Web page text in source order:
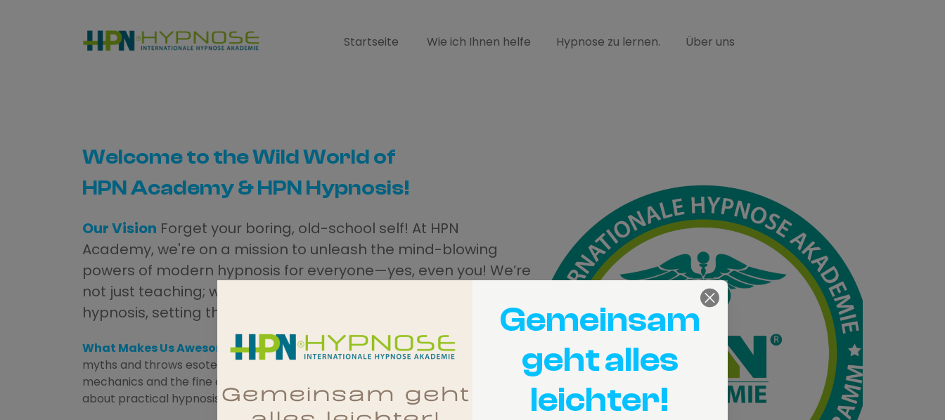
Startseite Wie ich Ihnen helfe Hypnose zu lernen. Über uns
Welcome to the Wild World of
HPN Academy & HPN Hypnosis!
Our Vision Forget your boring, old-school self! At HPN
Academy, we're on a mission to unleash the mind-blowing
powers of modern hypnosis for everyone—yes, even you! We’re
not just teaching; we’re igniting a revolution in professional
hypnosis, setting the bar so high it’s practically in outer space!
What Makes Us Awesome?Since 2013, HPN has been the name that shatters
myths and throws esoteric nonsense out the window! We focus on brain
mechanics and the fine art of tickling your subconscious. Seriously, we’re all
about practical hypnosis that works, not the magic wand crap!
Gemeinsam
geht alles
leichter!